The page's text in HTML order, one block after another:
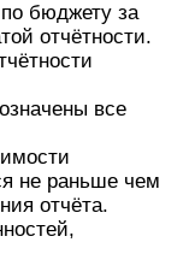
бюджету за
отчётности.
все
не раньше чем
отчёта.